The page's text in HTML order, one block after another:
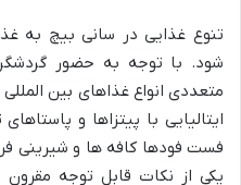
تنوع غذایی در سانی بیچ به
شود. با توجه به حضور
متعددی انواع غذاهای بین
ایتالیایی با پیتزاها و
فست فودها کافه ها و شیرینی
یکی از نکات قابل توجه